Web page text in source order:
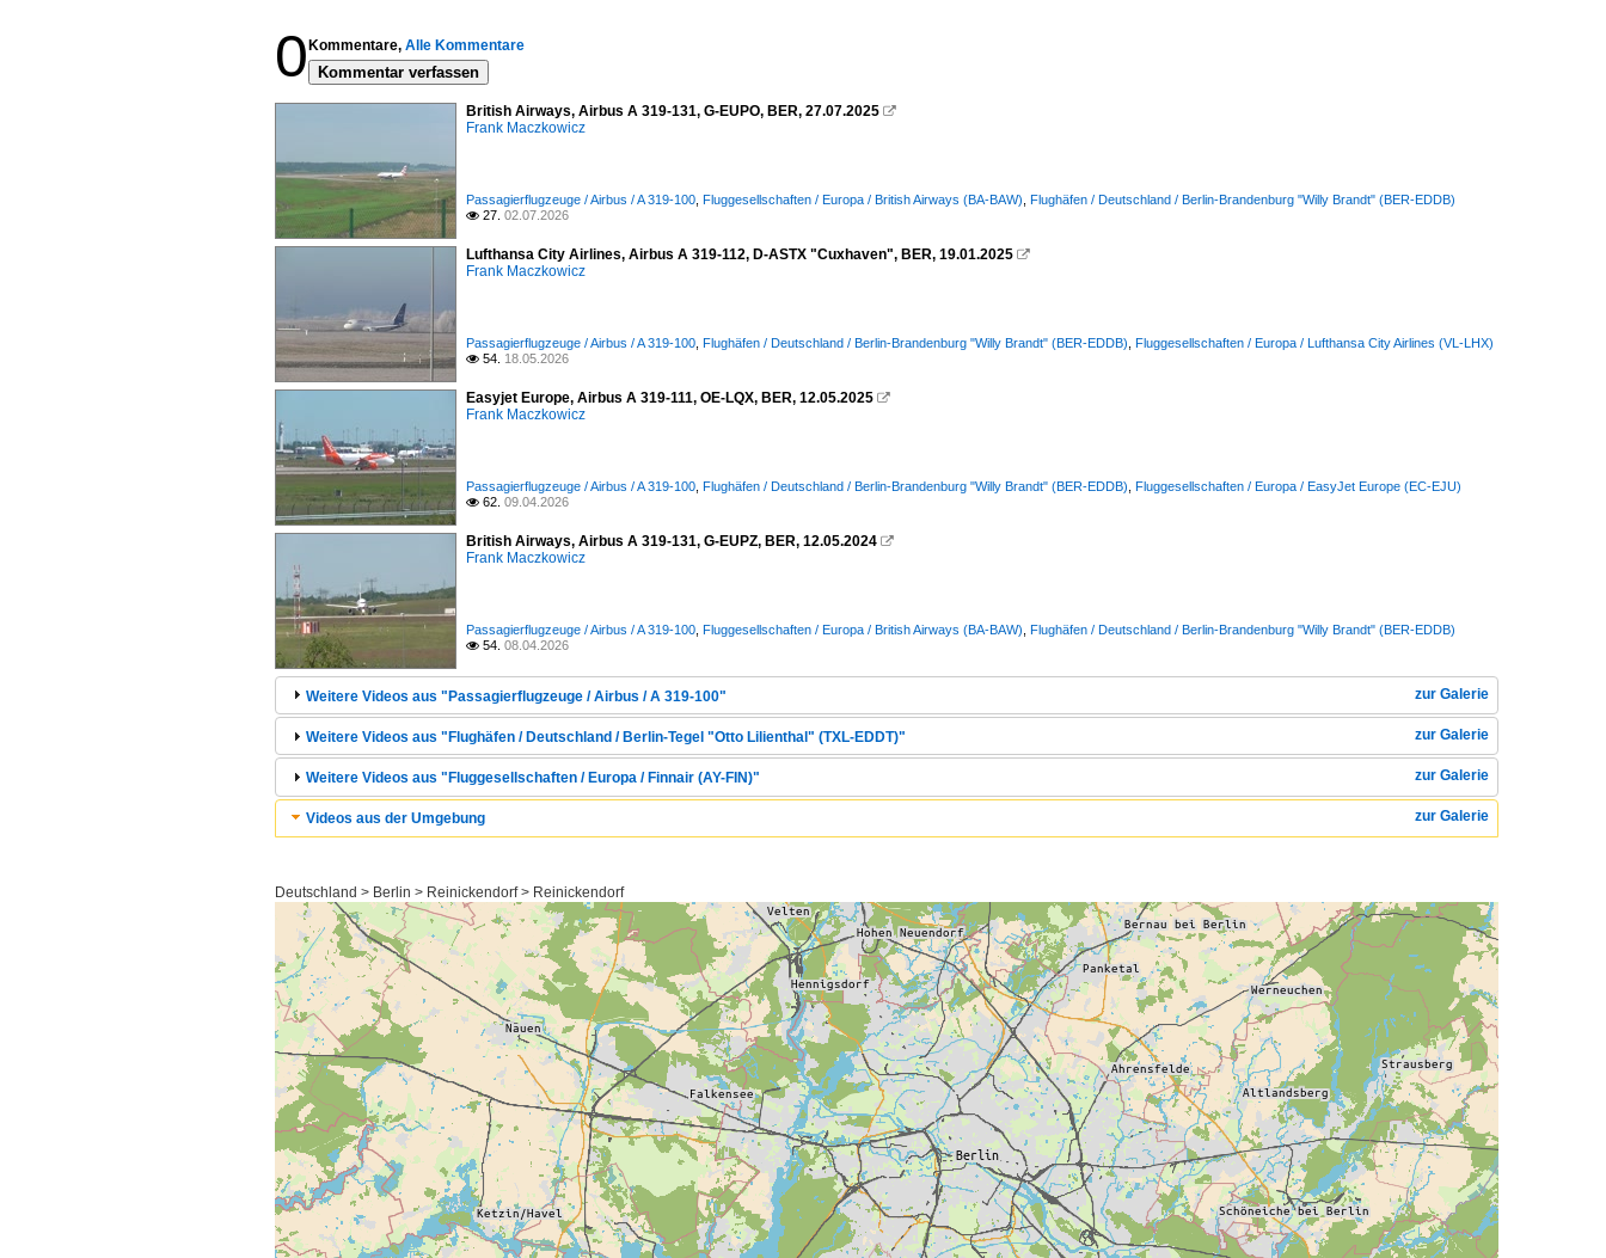
0 Kommentare, Alle Kommentare
Kommentar verfassen
British Airways, Airbus A 319-131, G-EUPO, BER, 27.07.2025 
Frank Maczkowicz
Passagierflugzeuge / Airbus / A 319-100 Fluggesellschaften / Europa / British Airways (BA-BAW) Flughäfen / Deutschland / Berlin-Brandenburg "Willy Brandt" (BER-EDDB)
 27. 02.07.2026
Lufthansa City Airlines, Airbus A 319-112, D-ASTX "Cuxhaven", BER, 19.01.2025 
Frank Maczkowicz
Passagierflugzeuge / Airbus / A 319-100 Flughäfen / Deutschland / Berlin-Brandenburg "Willy Brandt" (BER-EDDB) Fluggesellschaften / Europa / Lufthansa City Airlines (VL-LHX)
 54. 18.05.2026
Easyjet Europe, Airbus A 319-111, OE-LQX, BER, 12.05.2025 
Frank Maczkowicz
Passagierflugzeuge / Airbus / A 319-100 Flughäfen / Deutschland / Berlin-Brandenburg "Willy Brandt" (BER-EDDB) Fluggesellschaften / Europa / EasyJet Europe (EC-EJU)
 62. 09.04.2026
British Airways, Airbus A 319-131, G-EUPZ, BER, 12.05.2024 
Frank Maczkowicz
Passagierflugzeuge / Airbus / A 319-100 Fluggesellschaften / Europa / British Airways (BA-BAW) Flughäfen / Deutschland / Berlin-Brandenburg "Willy Brandt" (BER-EDDB)
 54. 08.04.2026
zur Galerie
Weitere Videos aus "Passagierflugzeuge / Airbus / A 319-100"
zur Galerie
Weitere Videos aus "Flughäfen / Deutschland / Berlin-Tegel "Otto Lilienthal" (TXL-EDDT)"
zur Galerie
Weitere Videos aus "Fluggesellschaften / Europa / Finnair (AY-FIN)"
zur Galerie
Videos aus der Umgebung
Deutschland > Berlin > Reinickendorf > Reinickendorf